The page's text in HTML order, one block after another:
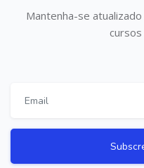
Mantenha-se